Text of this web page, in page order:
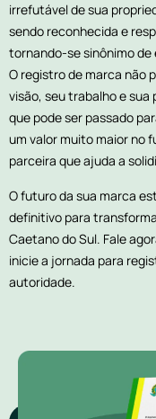
irrefutável de sua
sendo reconhecida e
tornando-se sinônimo de
O registro de marca não
visão, seu trabalho e
que pode ser passado
um valor muito maior no
parceira que ajuda a
O futuro da sua marca
definitivo para
Caetano do Sul. Fale
inicie a jornada para
autoridade.